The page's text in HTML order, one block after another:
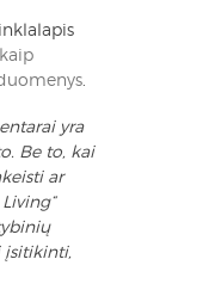
.
yra
Be to, kai
ar
įsitikinti,